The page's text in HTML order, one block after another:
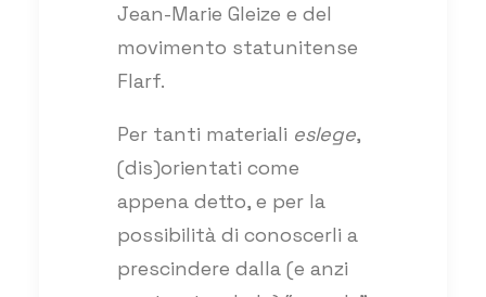
Jean-Marie Gleize e del
movimento statunitense
Flarf.
Per tanti materiali eslege,
(dis)orientati come
appena detto, e per la
possibilità di conoscerli a
prescindere dalla (e anzi